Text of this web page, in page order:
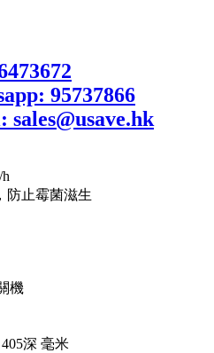
防止霉菌滋生
機
深 毫米